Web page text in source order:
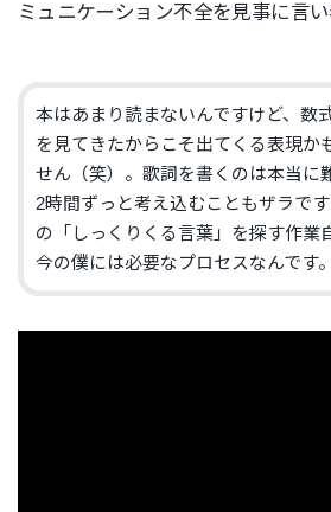
ミュニケーション不全を見事に言い
本はあまり読まないんですけど、数
を見てきたからこそ出てくる表現か
せん（笑）。歌詞を書くのは本当に
2時間ずっと考え込むこともザラで
の「しっくりくる言葉」を探す作業
今の僕には必要なプロセスなんです。